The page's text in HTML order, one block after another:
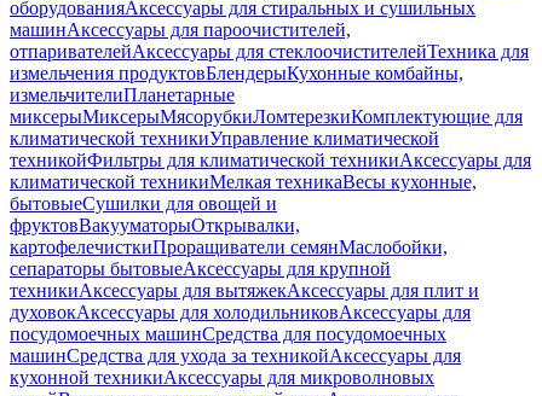
оборудованияАксессуары для стиральных и сушильных
машинАксессуары для пароочистителей,
отпаривателейАксессуары для стеклоочистителейТехника для
измельчения продуктовБлендерыКухонные комбайны,
измельчителиПланетарные
миксерыМиксерыМясорубкиЛомтерезкиКомплектующие для
климатической техникиУправление климатической
техникойФильтры для климатической техникиАксессуары для
климатической техникиМелкая техникаВесы кухонные,
бытовыеСушилки для овощей и
фруктовВакууматорыОткрывалки,
картофелечисткиПроращиватели семянМаслобойки,
сепараторы бытовыеАксессуары для крупной
техникиАксессуары для вытяжекАксессуары для плит и
духовокАксессуары для холодильниковАксессуары для
посудомоечных машинСредства для посудомоечных
машинСредства для ухода за техникойАксессуары для
кухонной техникиАксессуары для микроволновых